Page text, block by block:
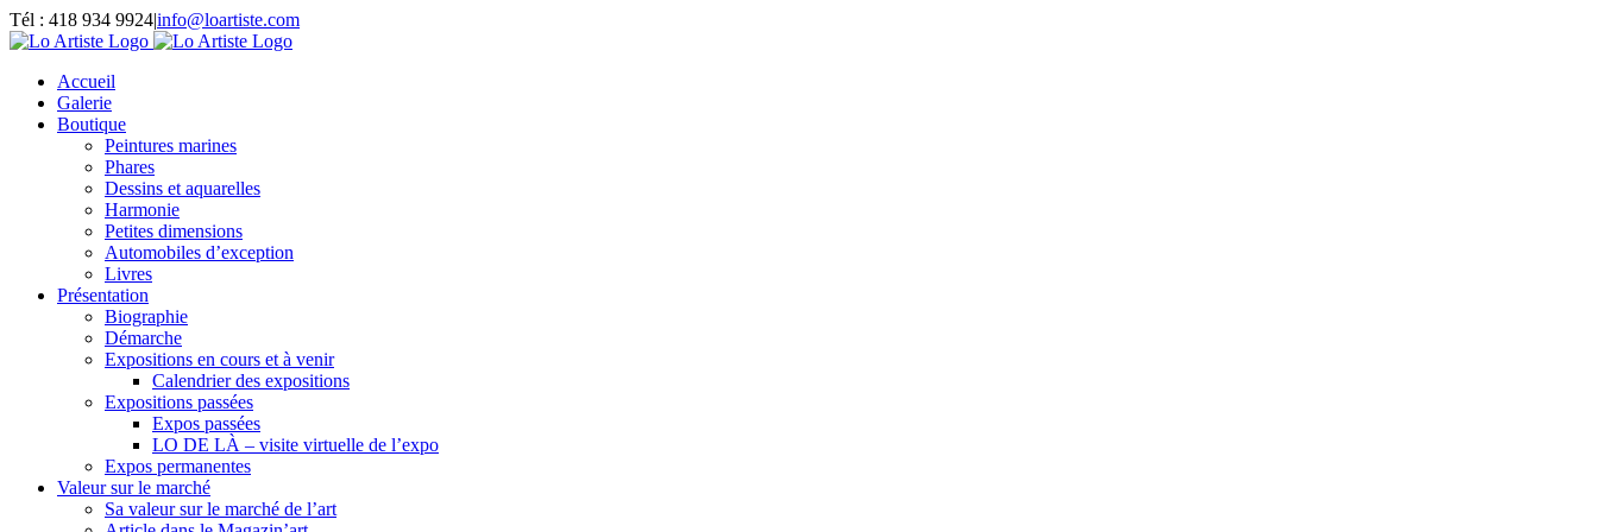
Passer
au
Tél : 418 934 9924|info@loartiste.com
Facebook
Instagram
Email
Pinterest
YouTube
Accueil
Galerie
Boutique
Peintures marines
Phares
Dessins et aquarelles
Harmonie
Petites dimensions
Automobiles d’exception
Livres
Présentation
Biographie
Démarche
Expositions en cours et à venir
Calendrier des expositions
Expositions passées
Expos passées
LO DE LÀ – visite virtuelle de l’expo
Expos permanentes
Valeur sur le marché
Sa valeur sur le marché de l’art